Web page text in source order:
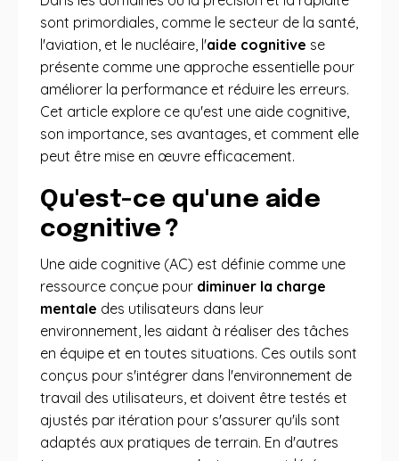
sont primordiales, comme le secteur de la santé,
l'aviation, et le nucléaire, l'aide cognitive se
présente comme une approche essentielle pour
améliorer la performance et réduire les erreurs.
Cet article explore ce qu'est une aide cognitive,
son importance, ses avantages, et comment elle
peut être mise en œuvre efficacement.
Qu'est-ce qu'une aide
cognitive ?
Une aide cognitive (AC) est définie comme une
ressource conçue pour diminuer la charge
mentale des utilisateurs dans leur
environnement, les aidant à réaliser des tâches
en équipe et en toutes situations. Ces outils sont
conçus pour s'intégrer dans l'environnement de
travail des utilisateurs, et doivent être testés et
ajustés par itération pour s'assurer qu'ils sont
adaptés aux pratiques de terrain. En d'autres